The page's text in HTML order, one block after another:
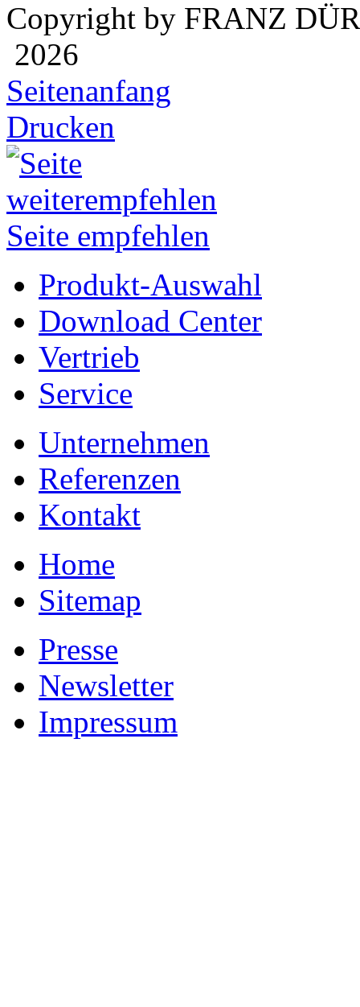
Copyright by FRANZ
2026
Seitenanfang
Drucken
Seite empfehlen
Produkt-Auswahl
Download Center
Vertrieb
Service
Unternehmen
Referenzen
Kontakt
Home
Sitemap
Presse
Newsletter
Impressum